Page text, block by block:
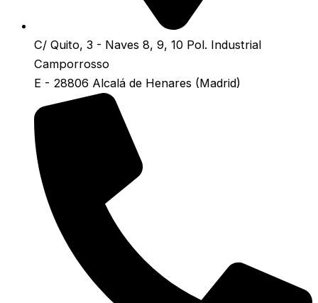
C/ Quito, 3 - Naves 8, 9, 10 Pol. Industrial
Camporrosso
E - 28806 Alcalá de Henares (Madrid)